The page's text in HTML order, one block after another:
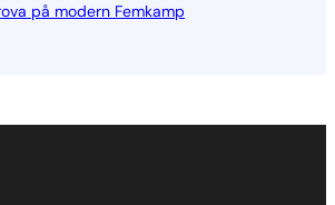
på modern Femkamp